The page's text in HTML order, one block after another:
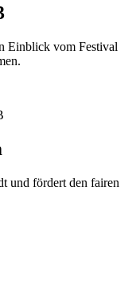
Einblick vom Festival
und fördert den fairen